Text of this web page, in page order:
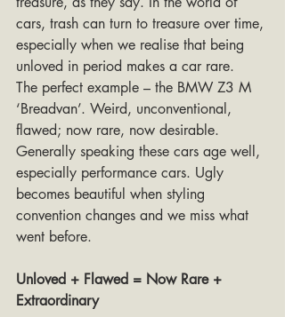
cars, trash can turn to treasure over time,
especially when we realise that being
unloved in period makes a car rare.
The perfect example – the BMW Z3 M
‘Breadvan’. Weird, unconventional,
flawed; now rare, now desirable.
Generally speaking these cars age well,
especially performance cars. Ugly
becomes beautiful when styling
convention changes and we miss what
went before.
Unloved + Flawed = Now Rare +
Extraordinary